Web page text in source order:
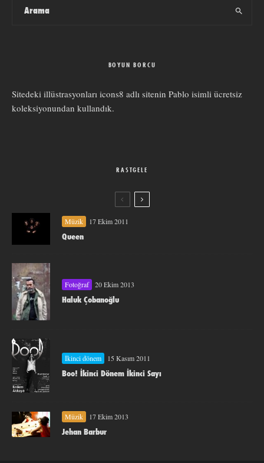
BOYUN BORCU
Sitedeki illüstrasyonları icons8 adlı sitenin Pablo isimli ücretsiz
koleksiyonundan kullandık.
RASTGELE
Müzik 17 Ekim 2011
Queen
Fotoğraf 20 Ekim 2013
Haluk Çobanoğlu
İkinci dönem 15 Kasım 2011
Boo! İkinci Dönem İkinci Sayı
Müzik 17 Ekim 2013
Jehan Barbur